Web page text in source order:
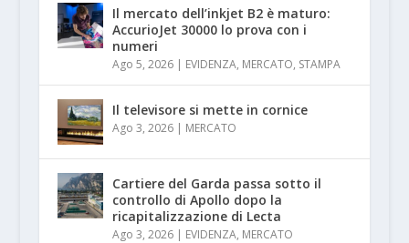
Il mercato dell’inkjet B2 è maturo:
AccurioJet 30000 lo prova con i
numeri
Ago 5, 2026| EVIDENZA, MERCATO, STAMPA
Il televisore si mette in cornice
Ago 3, 2026| MERCATO
Cartiere del Garda passa sotto il
controllo di Apollo dopo la
ricapitalizzazione di Lecta
Ago 3, 2026| EVIDENZA, MERCATO